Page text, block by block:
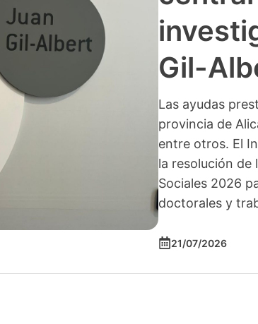
Gil-
Las ayudas
provincia de
entre otros. El
la resolución de
Sociales 2026
doctorales y
21/07/2026